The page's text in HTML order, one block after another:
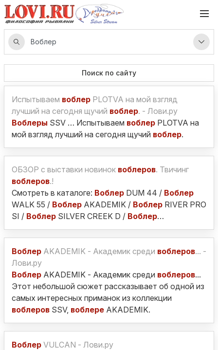
Поиск по сайту
Испытываем воблер PLOTVA на мой взгляд
лучший на сегодня щучий воблер. - Лови.ру
Воблеры SSV … Испытываем воблер PLOTVA на
мой взгляд лучший на сегодня щучий воблер.
ОБЗОР с выставки новинок воблеров. Твичинг
воблеров.!
Смотреть в каталоге: Воблер DUM 44 / Воблер
WALK 55 / Воблер AKADEMIK / Воблер RIVER PRO
SI / Воблер SILVER CREEK D / Воблер…
Воблер AKADEMIK - Академик среди воблеров... -
Лови.ру
Воблер AKADEMIK - Академик среди воблеров...
Этот небольшой сюжет рассказывает об одной из
самых интересных приманок из коллекции
воблеров SSV, воблере AKADEMIK.
Воблер VULCAN - Лови.ру